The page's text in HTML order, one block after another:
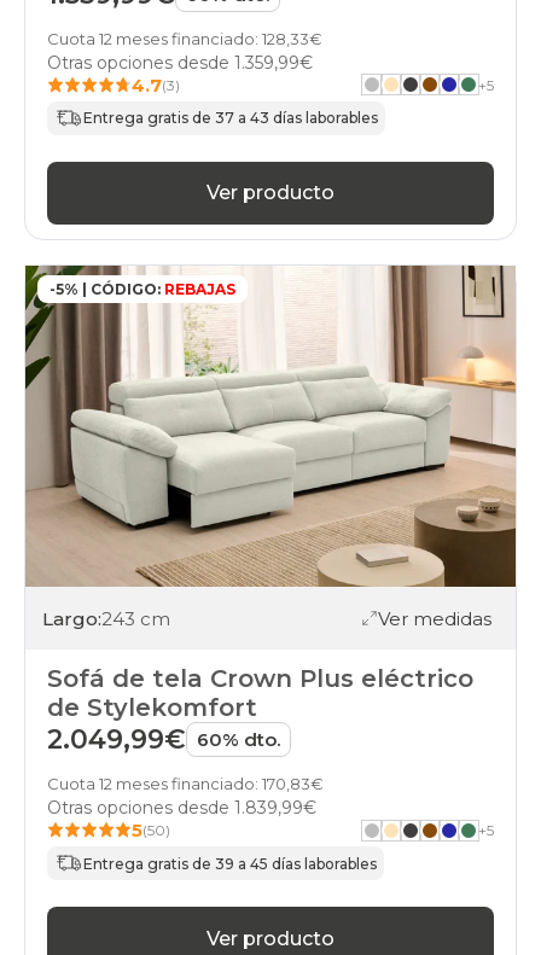
Cuota 12 meses financiado: 128,33€
Otras opciones desde 1.359,99€
4.7(3) +5
Entrega gratis de 37 a 43 días laborables
Ver producto
-5% | CÓDIGO: REBAJAS
Largo:243 cm Ver medidas
Sofá de tela Crown Plus eléctrico
de Stylekomfort
2.049,99€ 60% dto.
Cuota 12 meses financiado: 170,83€
Otras opciones desde 1.839,99€
5(50) +5
Entrega gratis de 39 a 45 días laborables
Ver producto